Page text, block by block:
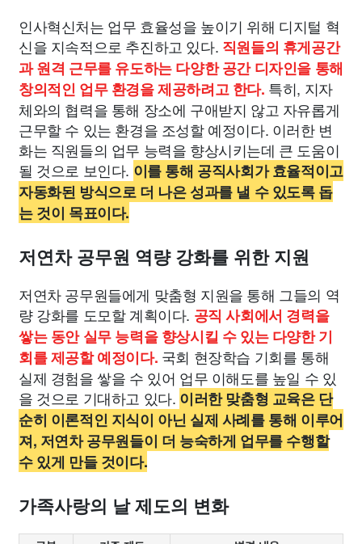
인사혁신처는 업무 효율성을 높이기 위해 디지털 혁
신을 지속적으로 추진하고 있다. 직원들의 휴게공간
과 원격 근무를 유도하는 다양한 공간 디자인을 통해
창의적인 업무 환경을 제공하려고 한다. 특히, 지자
체와의 협력을 통해 장소에 구애받지 않고 자유롭게
근무할 수 있는 환경을 조성할 예정이다. 이러한 변
화는 직원들의 업무 능력을 향상시키는데 큰 도움이
될 것으로 보인다. 이를 통해 공직사회가 효율적이고
자동화된 방식으로 더 나은 성과를 낼 수 있도록 돕
는 것이 목표이다.
저연차 공무원 역량 강화를 위한 지원
저연차 공무원들에게 맞춤형 지원을 통해 그들의 역
량 강화를 도모할 계획이다. 공직 사회에서 경력을
쌓는 동안 실무 능력을 향상시킬 수 있는 다양한 기
회를 제공할 예정이다. 국회 현장학습 기회를 통해
실제 경험을 쌓을 수 있어 업무 이해도를 높일 수 있
을 것으로 기대하고 있다. 이러한 맞춤형 교육은 단
순히 이론적인 지식이 아닌 실제 사례를 통해 이루어
져, 저연차 공무원들이 더 능숙하게 업무를 수행할
수 있게 만들 것이다.
가족사랑의 날 제도의 변화